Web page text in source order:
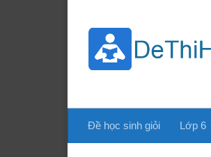
Đề học sinh giỏi Lớp 6